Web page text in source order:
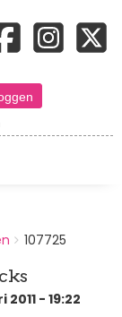
107725
- 19:22